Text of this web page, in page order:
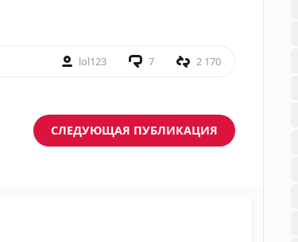
lol123 7 2 170
СЛЕДУЮЩАЯ ПУБЛИКАЦИЯ